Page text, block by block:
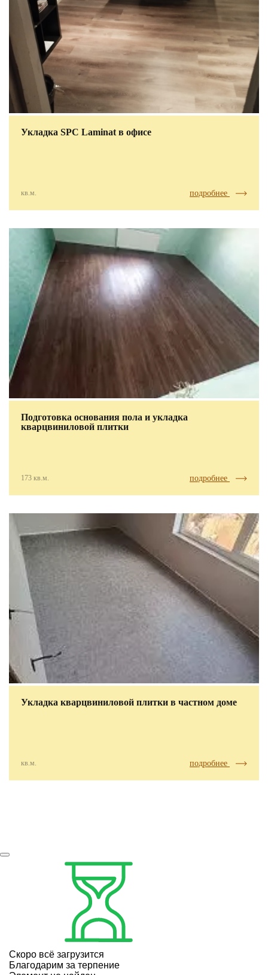
Укладка SPC Laminat в офисе
кв.м. подробнее
Подготовка основания пола и укладка
кварцвиниловой плитки
173 кв.м. подробнее
Укладка кварцвиниловой плитки в частном доме
кв.м. подробнее
Скоро всё загрузится
Благодарим за терпение